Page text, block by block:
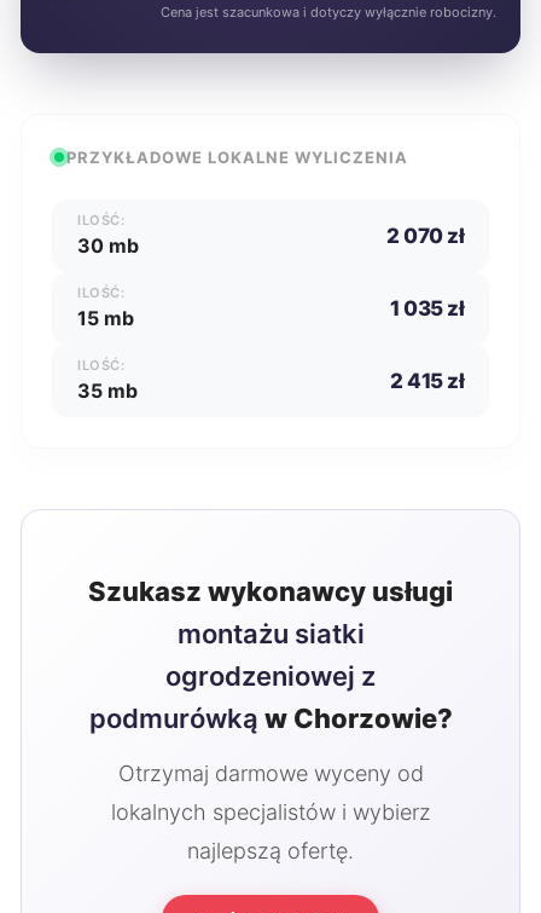
Cena jest szacunkowa i dotyczy wyłącznie robocizny.
PRZYKŁADOWE LOKALNE WYLICZENIA
ILOŚĆ:
30 mb 2 070 zł
ILOŚĆ:
15 mb 1 035 zł
ILOŚĆ:
35 mb 2 415 zł
Szukasz wykonawcy usługi
montażu siatki
ogrodzeniowej z
podmurówką w Chorzowie?
Otrzymaj darmowe wyceny od
lokalnych specjalistów i wybierz
najlepszą ofertę.